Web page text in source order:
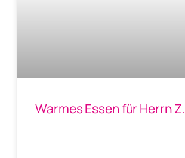
Warmes Essen für Herrn Z.